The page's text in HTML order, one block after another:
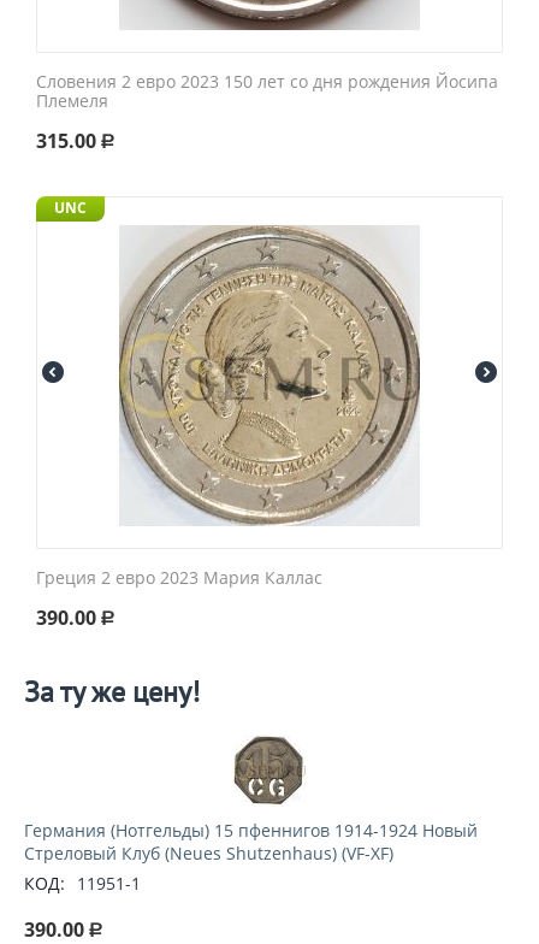
Словения 2 евро 2023 150 лет со дня рождения Йосипа
Племеля
315.00 Р
UNC
Греция 2 евро 2023 Мария Каллас
390.00 Р
За ту же цену!
Германия (Нотгельды) 15 пфеннигов 1914-1924 Новый
Стреловый Клуб (Neues Shutzenhaus) (VF-XF)
КОД:
11951-1
390.00 Р